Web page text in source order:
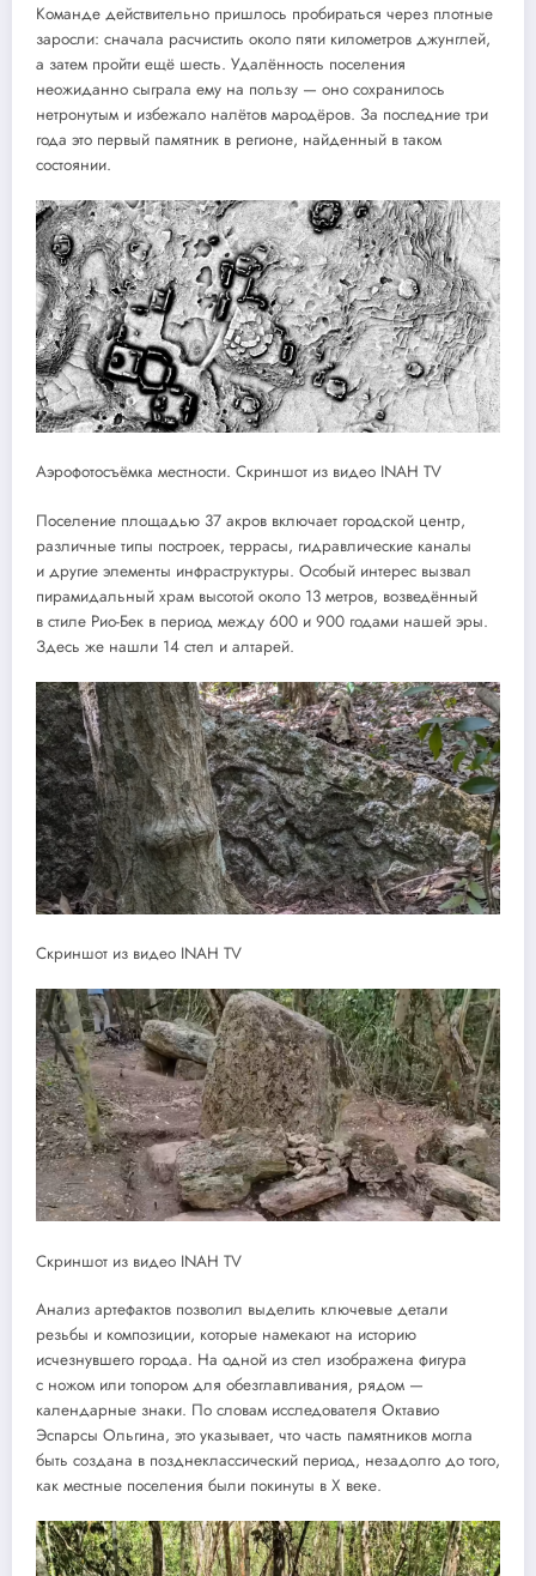
Команде действительно пришлось пробираться через плотные
заросли: сначала расчистить около пяти километров джунглей,
а затем пройти ещё шесть. Удалённость поселения
неожиданно сыграла ему на пользу — оно сохранилось
нетронутым и избежало налётов мародёров. За последние три
года это первый памятник в регионе, найденный в таком
состоянии.
Аэрофотосъёмка местности. Скриншот из видео INAH TV
Поселение площадью 37 акров включает городской центр,
различные типы построек, террасы, гидравлические каналы
и другие элементы инфраструктуры. Особый интерес вызвал
пирамидальный храм высотой около 13 метров, возведённый
в стиле Рио-Бек в период между 600 и 900 годами нашей эры.
Здесь же нашли 14 стел и алтарей.
Скриншот из видео INAH TV
Скриншот из видео INAH TV
Анализ артефактов позволил выделить ключевые детали
резьбы и композиции, которые намекают на историю
исчезнувшего города. На одной из стел изображена фигура
с ножом или топором для обезглавливания, рядом —
календарные знаки. По словам исследователя Октавио
Эспарсы Ольгина, это указывает, что часть памятников могла
быть создана в позднеклассический период, незадолго до того,
как местные поселения были покинуты в X веке.